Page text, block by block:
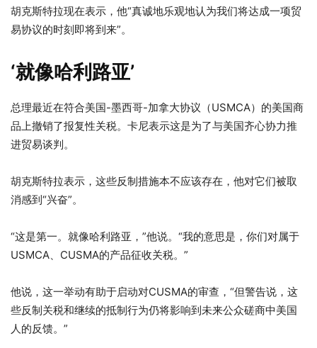
胡克斯特拉现在表示，他“真诚地乐观地认为我们将达成一项贸
易协议的时刻即将到来”。
‘就像哈利路亚’
总理最近在符合美国-墨西哥-加拿大协议（USMCA）的美国商
品上撤销了报复性关税。卡尼表示这是为了与美国齐心协力推
进贸易谈判。
胡克斯特拉表示，这些反制措施本不应该存在，他对它们被取
消感到“兴奋”。
“这是第一。就像哈利路亚，”他说。“我的意思是，你们对属于
USMCA、CUSMA的产品征收关税。”
他说，这一举动有助于启动对CUSMA的审查，“但警告说，这
些反制关税和继续的抵制行为仍将影响到未来公众磋商中美国
人的反馈。”